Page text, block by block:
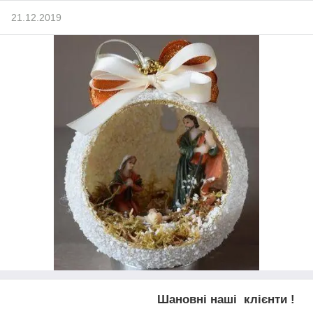
21.12.2019
Шановні наші клієнти !